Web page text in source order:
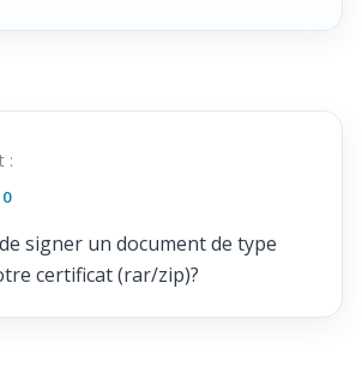
:
signer un document de type
certificat (rar/zip)?